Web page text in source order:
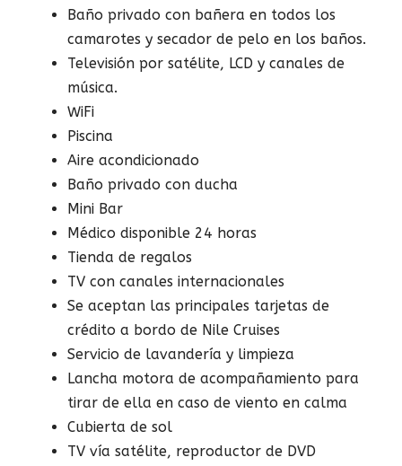
Baño privado con bañera en todos los
camarotes y secador de pelo en los baños.
Televisión por satélite, LCD y canales de
música.
WiFi
Piscina
Aire acondicionado
Baño privado con ducha
Mini Bar
Médico disponible 24 horas
Tienda de regalos
TV con canales internacionales
Se aceptan las principales tarjetas de
crédito a bordo de Nile Cruises
Servicio de lavandería y limpieza
Lancha motora de acompañamiento para
tirar de ella en caso de viento en calma
Cubierta de sol
TV vía satélite, reproductor de DVD